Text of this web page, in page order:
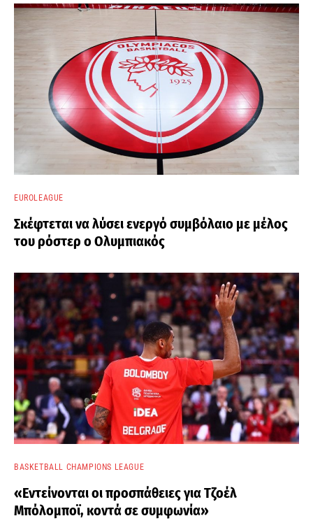
EUROLEAGUE
Σκέφτεται να λύσει ενεργό συμβόλαιο με μέλος
του ρόστερ ο Ολυμπιακός
BASKETBALL CHAMPIONS LEAGUE
«Εντείνονται οι προσπάθειες για Τζοέλ
Μπόλομποϊ, κοντά σε συμφωνία»